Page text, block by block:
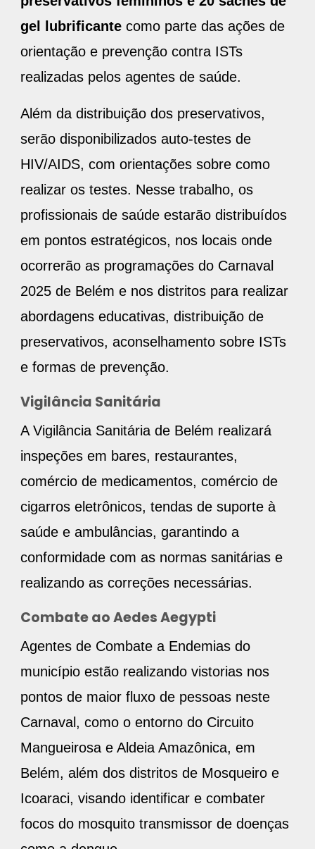
gel lubrificante como parte das ações de
orientação e prevenção contra ISTs
realizadas pelos agentes de saúde.
Além da distribuição dos preservativos,
serão disponibilizados auto-testes de
HIV/AIDS, com orientações sobre como
realizar os testes. Nesse trabalho, os
profissionais de saúde estarão distribuídos
em pontos estratégicos, nos locais onde
ocorrerão as programações do Carnaval
2025 de Belém e nos distritos para realizar
abordagens educativas, distribuição de
preservativos, aconselhamento sobre ISTs
e formas de prevenção.
Vigilância Sanitária
A Vigilância Sanitária de Belém realizará
inspeções em bares, restaurantes,
comércio de medicamentos, comércio de
cigarros eletrônicos, tendas de suporte à
saúde e ambulâncias, garantindo a
conformidade com as normas sanitárias e
realizando as correções necessárias.
Combate ao Aedes Aegypti
Agentes de Combate a Endemias do
município estão realizando vistorias nos
pontos de maior fluxo de pessoas neste
Carnaval, como o entorno do Circuito
Mangueirosa e Aldeia Amazônica, em
Belém, além dos distritos de Mosqueiro e
Icoaraci, visando identificar e combater
focos do mosquito transmissor de doenças